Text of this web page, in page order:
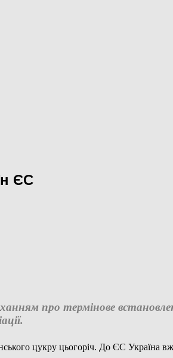
ЄС
про термінове
цукру цьогоріч. До ЄС Україна